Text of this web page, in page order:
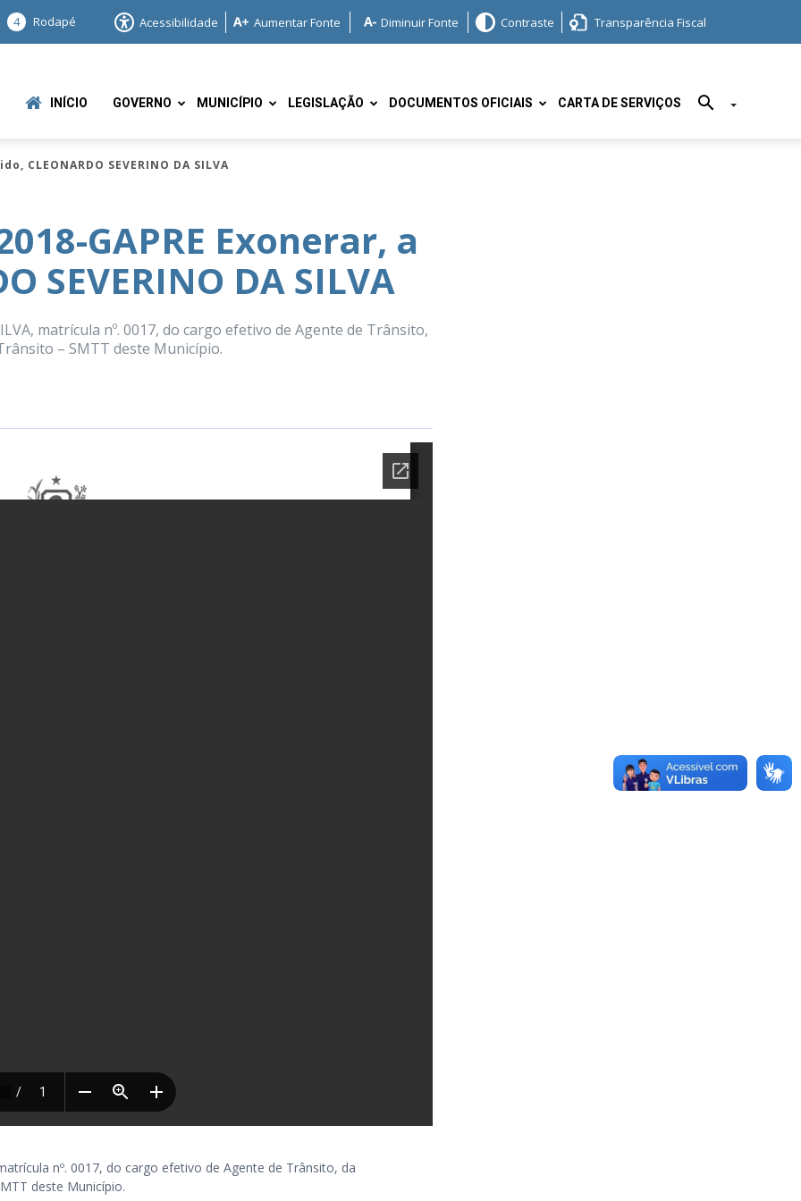
4 Rodapé Acessibilidade Aumentar Fonte Diminuir Fonte Contraste Transparência Fiscal
INÍCIO GOVERNO MUNICÍPIO LEGISLAÇÃO DOCUMENTOS OFICIAIS CARTA DE SERVIÇOS
CLEONARDO SEVERINO DA SILVA
GAPRE Exonerar, a
SEVERINO DA SILVA
matrícula nº. 0017, do cargo efetivo de Agente de Trânsito,
– SMTT deste Município.
nº. 0017, do cargo efetivo de Agente de Trânsito, da
deste Município.